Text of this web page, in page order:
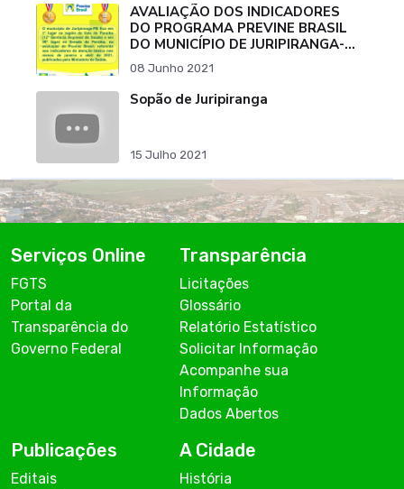
AVALIAÇÃO DOS INDICADORES
DO PROGRAMA PREVINE BRASIL
DO MUNICÍPIO DE JURIPIRANGA-
PB
08 Junho 2021
Sopão de Juripiranga
15 Julho 2021
Serviços Online
FGTS
Portal da
Transparência do
Governo Federal
Transparência
Licitações
Glossário
Relatório Estatístico
Solicitar Informação
Acompanhe sua
Informação
Dados Abertos
Publicações
Editais
A Cidade
História